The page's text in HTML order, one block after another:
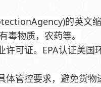
的英文
毒物质，农药等。
可证。EPA认证美国
管控要求，避免货